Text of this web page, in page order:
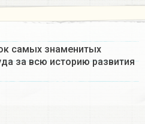
самых знаменитых
за всю историю развития